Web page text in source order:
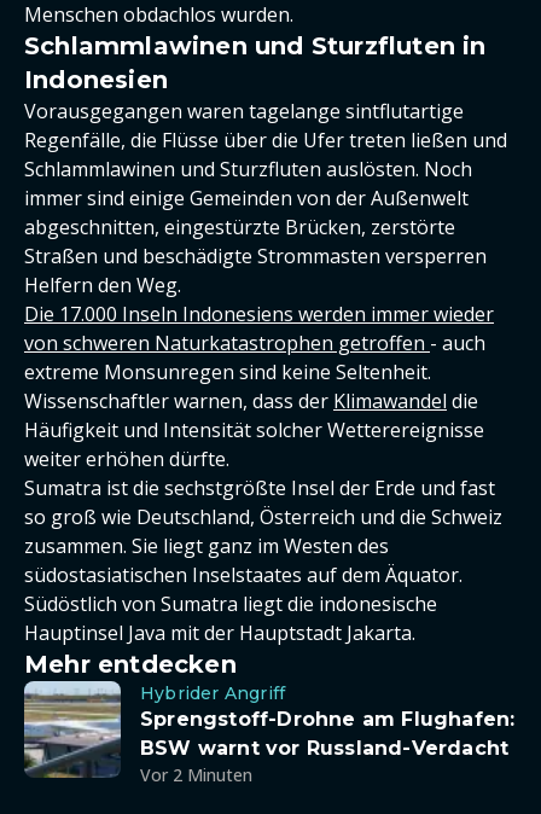
Menschen obdachlos wurden.
Schlammlawinen und Sturzfluten in
Indonesien
Vorausgegangen waren tagelange sintflutartige
Regenfälle, die Flüsse über die Ufer treten ließen und
Schlammlawinen und Sturzfluten auslösten. Noch
immer sind einige Gemeinden von der Außenwelt
abgeschnitten, eingestürzte Brücken, zerstörte
Straßen und beschädigte Strommasten versperren
Helfern den Weg.
Die 17.000 Inseln Indonesiens werden immer wieder
von schweren Naturkatastrophen getroffen - auch
extreme Monsunregen sind keine Seltenheit.
Wissenschaftler warnen, dass der Klimawandel die
Häufigkeit und Intensität solcher Wetterereignisse
weiter erhöhen dürfte.
Sumatra ist die sechstgrößte Insel der Erde und fast
so groß wie Deutschland, Österreich und die Schweiz
zusammen. Sie liegt ganz im Westen des
südostasiatischen Inselstaates auf dem Äquator.
Südöstlich von Sumatra liegt die indonesische
Hauptinsel Java mit der Hauptstadt Jakarta.
Mehr entdecken
Hybrider Angriff
Sprengstoff-Drohne am Flughafen:
BSW warnt vor Russland-Verdacht
Vor 2 Minuten